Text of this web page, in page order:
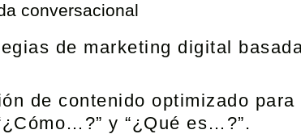
conversacional
de marketing digital
de contenido optimizado
y “¿Qué es…?”.